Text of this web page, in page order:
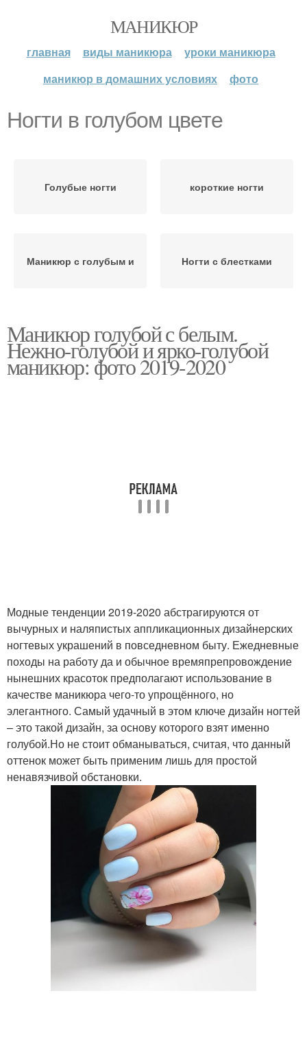
МАНИКЮР
главная виды маникюра
уроки маникюра
маникюр в домашних условиях
фото
Ногти в голубом цвете
Голубые ногти короткие ногти
Маникюр с голубым и Ногти с блестками
Маникюр голубой с белым.
Нежно-голубой и ярко-голубой
маникюр: фото 2019-2020
Модные тенденции 2019-2020 абстрагируются от
вычурных и наляпистых аппликационных дизайнерских
ногтевых украшений в повседневном быту. Ежедневные
походы на работу да и обычное времяпрепровождение
нынешних красоток предполагают использование в
качестве маникюра чего-то упрощённого, но
элегантного. Самый удачный в этом ключе дизайн ногтей
– это такой дизайн, за основу которого взят именно
голубой.Но не стоит обманываться, считая, что данный
оттенок может быть применим лишь для простой
ненавязчивой обстановки.